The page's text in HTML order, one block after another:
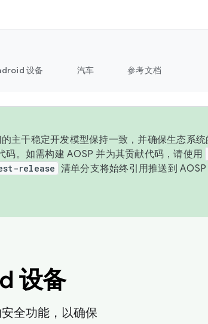
设备 汽车 参考文档
主干稳定开发模型保持一致，并确保生态系
码。如需构建 AOSP 并为其贡献代码，请使用
release 清单分支将始终引用推送到
设备
全功能，以确保